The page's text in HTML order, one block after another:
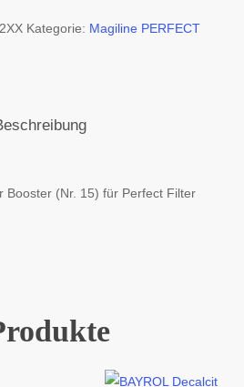
Kategorie: Magiline PERFECT
Booster (Nr. 15) für Perfect Filter